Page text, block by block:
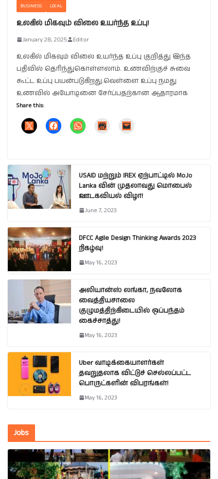
BUSINESS LOCAL
உலகில் மிகவும் விலை உயர்ந்த உப்பு!
January 28, 2025 Editor
உலகில் மிகவும் விலை உயர்ந்த உப்பு குறித்து இந்த
பதிவில் தெரிந்துகொள்ளலாம். உணவிற்குச் சுவை
கூட்ட உப்பு பயன்படுகிறது.வெள்ளை உப்பு நமது
உணவில் அயோடினை சேர்ப்பதற்கான ஆதாரமாக
Share this:
USAID மற்றும் IREX ஏற்பாட்டில் MoJo
Lanka வின் முதலாவது மொபைல்
ஊடகவியல் விழா!
June 7, 2023
DFCC Agile Design Thinking Awards 2023
நிகழ்வு!
May 16, 2023
அலியான்ஸ் லங்கா, நவலோக
வைத்தியசாலை
குழுமத்திற்கிடையில் ஒப்பந்தம்
கைச்சாத்து!
May 16, 2023
Uber வாடிக்கையாளர்கள்
தவறுதலாக விட்டுச் செல்லப்பட்ட
பொருட்களின் விபரங்கள்!
May 16, 2023
Jobs